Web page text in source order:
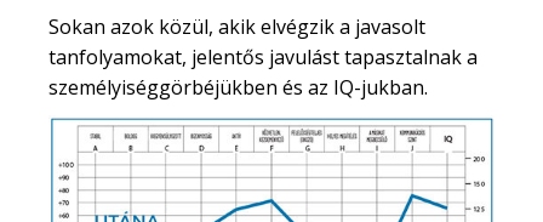
Sokan azok közül, akik elvégzik a javasolt
tanfolyamokat, jelentős javulást tapasztalnak a
személyiséggörbéjükben és az IQ-jukban.